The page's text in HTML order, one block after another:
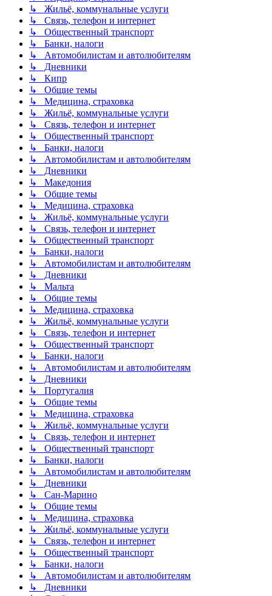
↳ Жильё, коммунальные услуги
↳ Связь, телефон и интернет
↳ Общественный транспорт
↳ Банки, налоги
↳ Автомобилистам и автолюбителям
↳ Дневники
↳ Кипр
↳ Общие темы
↳ Медицина, страховка
↳ Жильё, коммунальные услуги
↳ Связь, телефон и интернет
↳ Общественный транспорт
↳ Банки, налоги
↳ Автомобилистам и автолюбителям
↳ Дневники
↳ Македония
↳ Общие темы
↳ Медицина, страховка
↳ Жильё, коммунальные услуги
↳ Связь, телефон и интернет
↳ Общественный транспорт
↳ Банки, налоги
↳ Автомобилистам и автолюбителям
↳ Дневники
↳ Мальта
↳ Общие темы
↳ Медицина, страховка
↳ Жильё, коммунальные услуги
↳ Связь, телефон и интернет
↳ Общественный транспорт
↳ Банки, налоги
↳ Автомобилистам и автолюбителям
↳ Дневники
↳ Португалия
↳ Общие темы
↳ Медицина, страховка
↳ Жильё, коммунальные услуги
↳ Связь, телефон и интернет
↳ Общественный транспорт
↳ Банки, налоги
↳ Автомобилистам и автолюбителям
↳ Дневники
↳ Сан-Марино
↳ Общие темы
↳ Медицина, страховка
↳ Жильё, коммунальные услуги
↳ Связь, телефон и интернет
↳ Общественный транспорт
↳ Банки, налоги
↳ Автомобилистам и автолюбителям
↳ Дневники